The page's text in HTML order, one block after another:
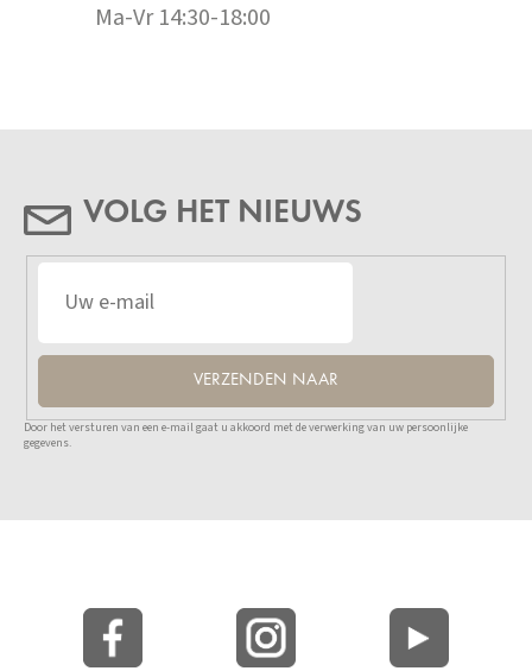
Ma-Vr 14:30-18:00
VOLG HET NIEUWS
VERZENDEN NAAR
Door het versturen van een e-mail gaat u akkoord met de verwerking van uw persoonlijke
gegevens.